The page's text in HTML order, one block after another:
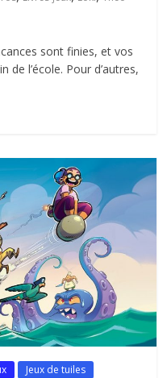
sont finies, et vos
l’école. Pour d’autres,
Jeux de tuiles